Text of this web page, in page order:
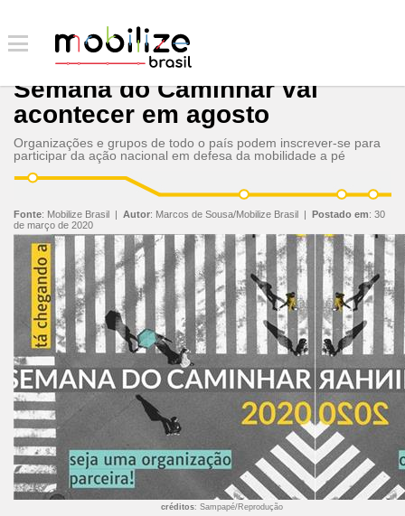
Semana do Caminhar vai
acontecer em agosto
Organizações e grupos de todo o país podem inscrever-se para
participar da ação nacional em defesa da mobilidade a pé
Fonte: Mobilize Brasil | Autor: Marcos de Sousa/Mobilize Brasil | Postado em: 30
de março de 2020
créditos: Sampapé/Reprodução